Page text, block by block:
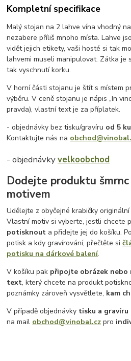
Kompletní specifikace
Malý stojan na 2 lahve vína vhodný
nezabere příliš mnoho místa. Lahve
vidět jejich etikety, vaši hosté si tak
lahvemi museli manipulovat. Zátka je
tak vyschnutí korku.
V horní části stojanu je štít s místem
výběru. V ceně stojanu je nápis „In
pravda), vlastní text je za příplatek.
- objednávky bez tisku/gravíru od 5
Kontaktujte nás na
- objednávkyvelkoobchod
Dodejte produktu
motivem
Udělejte z obyčejné krabičky
Vlastní motiv si vyberte, jestli chcete
potisknout a přidejte jej do košíku.
potisk a kdy gravírování, přečtěte si
potisku na dárkové balení.
V košíku pak připojte obrázek nebo
text, který chcete na produkt
poznámky zároveň vysvětlete, kam
V případě objednávky tisku a gravíru
na mail obchod@vinobal.cz pro